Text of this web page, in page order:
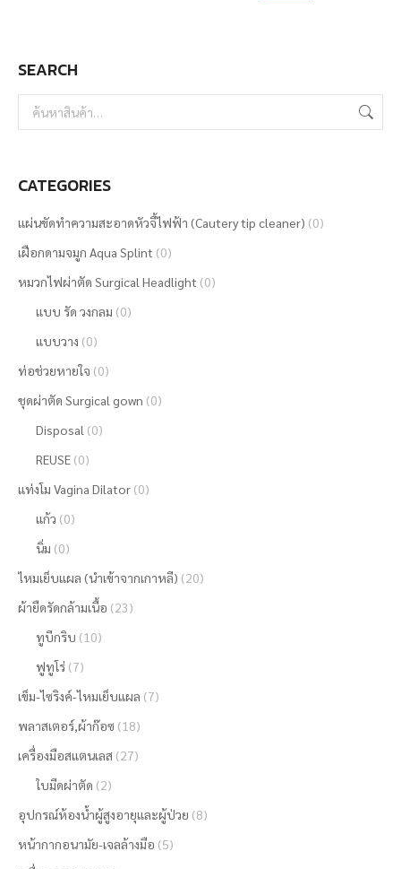
on
the
SEARCH
CATEGORIES
แผ่นขัดทำความสะอาดหัวจี้ไฟฟ้า (Cautery tip cleaner) (0)
เฝือกดามจมูก Aqua Splint (0)
หมวกไฟผ่าตัด Surgical Headlight (0)
แบบ รัด วงกลม (0)
แบบวาง (0)
ท่อช่วยหายใจ (0)
ชุดผ่าตัด Surgical gown (0)
Disposal (0)
REUSE (0)
แท่งโม Vagina Dilator (0)
แก้ว (0)
นิ่ม (0)
ไหมเย็บแผล (นำเข้าจากเกาหลี) (20)
ผ้ายืดรัดกล้ามเนื้อ (23)
ทูบีกริบ (10)
ฟูทูโร่ (7)
เข็ม-ไซริงค์-ไหมเย็บแผล (7)
พลาสเตอร์,ผ้าก๊อซ (18)
เครื่องมือสแตนเลส (27)
ใบมีดผ่าตัด (2)
อุปกรณ์ห้องน้ำผู้สูงอายุและผู้ป่วย (8)
หน้ากากอนามัย-เจลล้างมือ (5)